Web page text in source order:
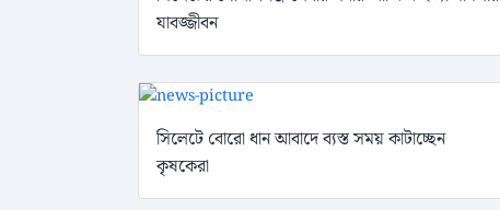
যাবজ্জীবন
সিলেটে বোরো ধান আবাদে ব্যস্ত সময় কাটাচ্ছেন
কৃষকেরা